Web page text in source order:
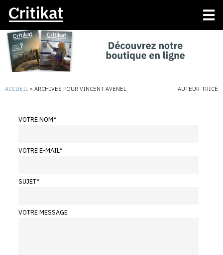
ACCUEIL » ARCHIVES POUR VINCENT AVENEL AUTEUR·TRICE
VOTRE NOM*
VOTRE E-MAIL*
SUJET*
VOTRE MESSAGE